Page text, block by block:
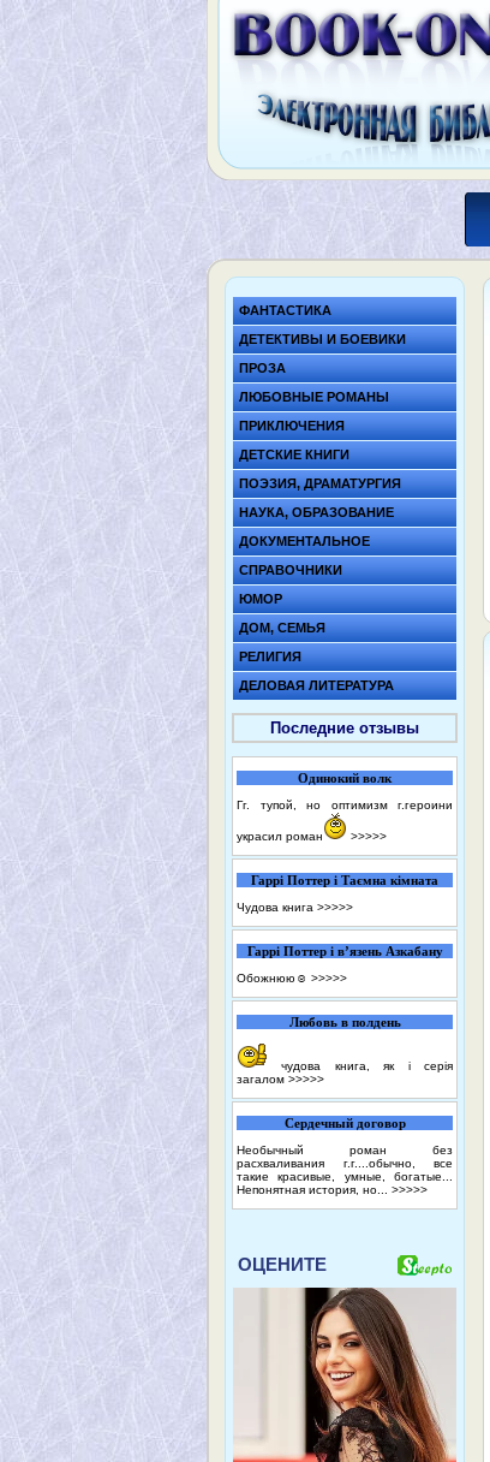
ФАНТАСТИКА
ДЕТЕКТИВЫ И БОЕВИКИ
ПРОЗА
ЛЮБОВНЫЕ РОМАНЫ
ПРИКЛЮЧЕНИЯ
ДЕТСКИЕ КНИГИ
ПОЭЗИЯ, ДРАМАТУРГИЯ
НАУКА, ОБРАЗОВАНИЕ
ДОКУМЕНТАЛЬНОЕ
СПРАВОЧНИКИ
ЮМОР
ДОМ, СЕМЬЯ
РЕЛИГИЯ
ДЕЛОВАЯ ЛИТЕРАТУРА
Последние отзывы
Одинокий волк
Гг. тупой, но оптимизм г.героини
украсил роман >>>>>
Гаррі Поттер і Таємна кімната
Чудова книга >>>>>
Гаррі Поттер і в’язень Азкабану
Обожнюю☺️ >>>>>
Любовь в полдень
чудова книга, як і серія
загалом >>>>>
Сердечный договор
Необычный роман без
расхваливания г.г....обычно, все
такие красивые, умные, богатые...
Непонятная история, но... >>>>>
ОЦЕНИТЕ